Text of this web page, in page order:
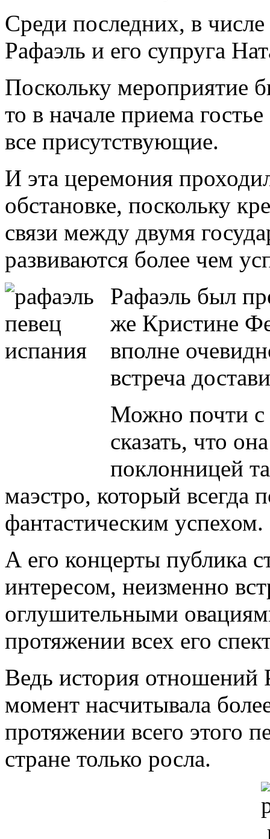
Среди последних, в
Рафаэль и его супруга
Поскольку мероприятие
то в начале приема
все присутствующие.
И эта церемония
обстановке, поскольку
связи между двумя
развиваются более чем
Рафаэль был
же Кристине
вполне
встреча
Можно почти с
сказать, что
поклонницей
маэстро, который всегда
фантастическим успехом.
А его концерты публика
интересом, неизменно
оглушительными
протяжении всех его
Ведь история отношений
момент насчитывала
протяжении всего этого
стране только росла.